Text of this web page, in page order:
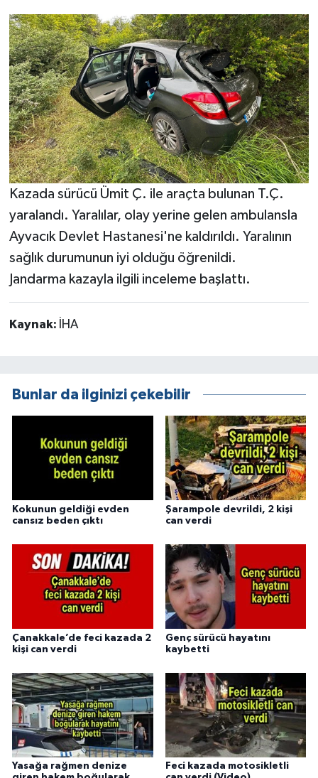
Kazada sürücü Ümit Ç. ile araçta bulunan T.Ç.
yaralandı. Yaralılar, olay yerine gelen ambulansla
Ayvacık Devlet Hastanesi'ne kaldırıldı. Yaralının
sağlık durumunun iyi olduğu öğrenildi.
Jandarma kazayla ilgili inceleme başlattı.
Kaynak: İHA
Bunlar da ilginizi çekebilir
Kokunun geldiği evden
cansız beden çıktı
Şarampole devrildi, 2 kişi
can verdi
Çanakkale’de feci kazada 2
kişi can verdi
Genç sürücü hayatını
kaybetti
Yasağa rağmen denize
Feci kazada motosikletli